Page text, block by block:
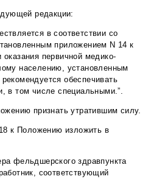
редакции:
в соответствии со
приложением N 14 к
первичной медико-
населению, установленным
обеспечивать
в том числе специальными.”.
признать утратившим силу.
к Положению изложить в
фельдшерского здравпункта
соответствующий